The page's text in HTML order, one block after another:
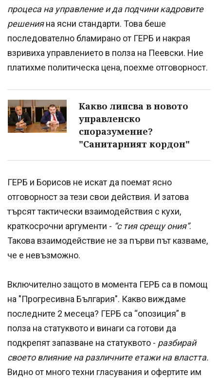
процеса на управление и да подчини кадровите
решенияна ясни стандарти. Това беше
последователно бламирано от ГЕРБ и накрая
взривиха управлението в полза на Пеевски. Ние
платихме политическа цена, поехме отговорност.
Какво липсва в новото
управленско
споразумение?
"Санитарният кордон"
ГЕРБ и Борисов не искат да поемат ясно
отговорност за тези свои действия. И затова
търсят тактически взаимодействия с кухи,
краткосрочни аргументи - “с тия срещу ония”.
Такова взаимодействие не за първи път казваме,
че е невъзможно.
Включително защото в момента ГЕРБ са в помощ
на "Прогресивна България". Какво виждаме
последните 2 месеца? ГЕРБ са “опозиция” в
полза на статуквото и винаги са готови да
подкрепят запазване на статуквото - разбирай
своето влияние на различните етажи на властта.
Видно от много техни гласувания и офертите им